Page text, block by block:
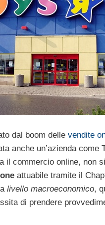
dal boom delle vendite
anche un’azienda
il commercio online, non
attuabile tramite il
livello macroeconomico,
di prendere